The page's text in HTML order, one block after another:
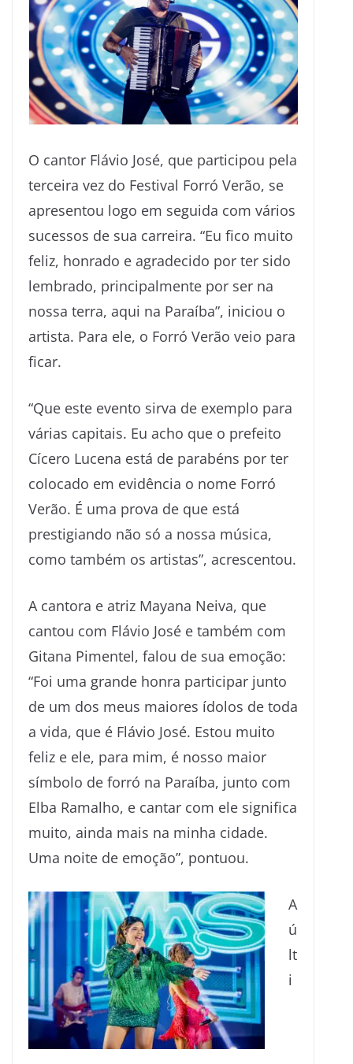
O cantor Flávio José, que participou pela
terceira vez do Festival Forró Verão, se
apresentou logo em seguida com vários
sucessos de sua carreira. “Eu fico muito
feliz, honrado e agradecido por ter sido
lembrado, principalmente por ser na
nossa terra, aqui na Paraíba”, iniciou o
artista. Para ele, o Forró Verão veio para
ficar.
“Que este evento sirva de exemplo para
várias capitais. Eu acho que o prefeito
Cícero Lucena está de parabéns por ter
colocado em evidência o nome Forró
Verão. É uma prova de que está
prestigiando não só a nossa música,
como também os artistas”, acrescentou.
A cantora e atriz Mayana Neiva, que
cantou com Flávio José e também com
Gitana Pimentel, falou de sua emoção:
“Foi uma grande honra participar junto
de um dos meus maiores ídolos de toda
a vida, que é Flávio José. Estou muito
feliz e ele, para mim, é nosso maior
símbolo de forró na Paraíba, junto com
Elba Ramalho, e cantar com ele significa
muito, ainda mais na minha cidade.
Uma noite de emoção”, pontuou.
A
ú
lt
i